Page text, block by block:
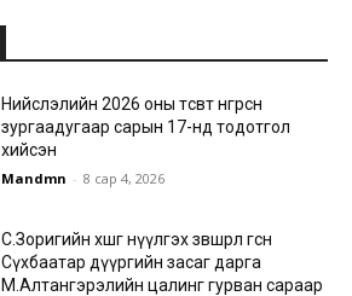
Нийслэлийн 2026 оны төсөвт өнгөрсөн
зургаадугаар сарын 17-нд тодотгол
хийсэн
Mandmn - 8 сар 4, 2026
С.Зоригийн хөшөөг нүүлгэх зөвшөөрөл өгсөн
Сүхбаатар дүүргийн засаг дарга
М.Алтангэрэлийн цалинг гурван сараар